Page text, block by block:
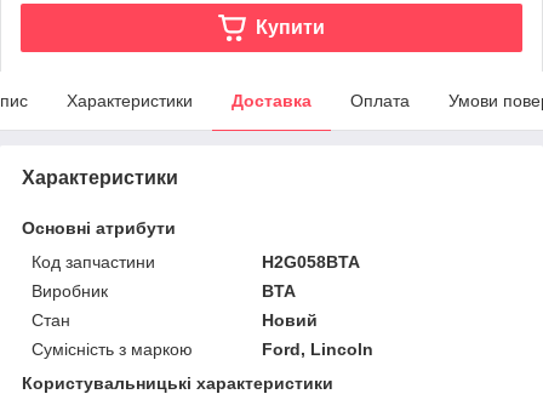
Купити
Характеристики Доставка Оплата Умови
Характеристики
Основні атрибути
Код запчастини
H2G058BTA
Виробник
BTA
Стан
Новий
Сумісність з маркою
Ford, Lincoln
Користувальницькі характеристики